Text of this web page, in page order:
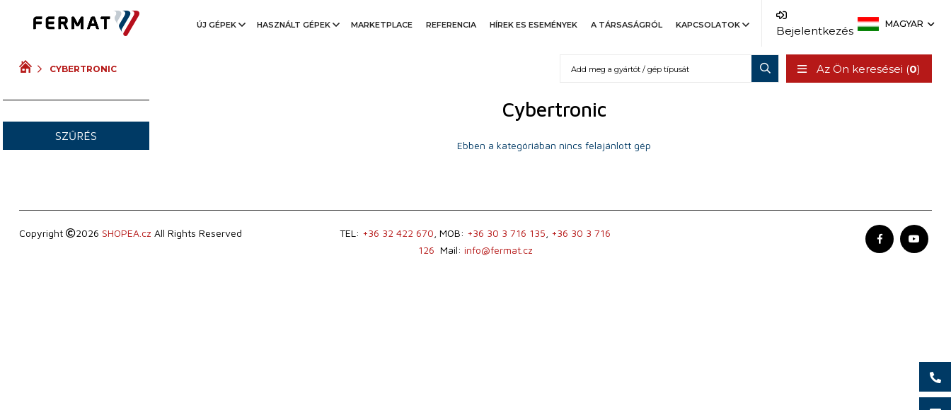
ÚJ GÉPEK HASZNÁLT GÉPEK MARKETPLACE REFERENCIA HÍREK ES ESEMÉNYEK A TÁRSASÁGRÓL KAPCSOLATOK Bejelentkezés
MAGYAR
CYBERTRONIC Az Ön keresései (0)
VIDEÓ
SZŰRÉS
Cybertronic
Ebben a kategóriában nincs felajánlott gép
Copyright 2026 SHOPEA.cz All Rights Reserved TEL: +36 32 422 670 , MOB: +36 30 3 716 135 +36 30 3 716
126 Mail: info@fermat.cz